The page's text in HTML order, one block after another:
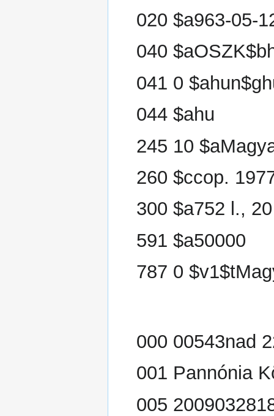
020 $a963-05-
040
041 0
044 $ahu
245 10
260 $ccop.
300 $a752 l.,
591 $a50000
787 0
000 00543nad
001 Pannónia
005